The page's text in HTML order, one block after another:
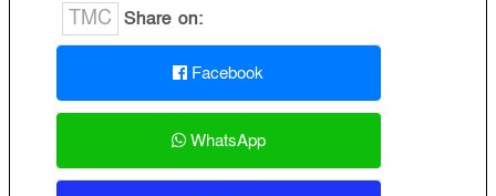
TMC Share on:
Facebook
WhatsApp